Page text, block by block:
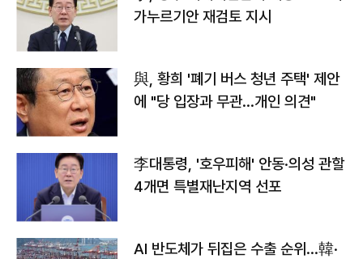
가누르기안 재검토 지시
與, 황희 '폐기 버스 청년 주택' 제안
에 "당 입장과 무관…개인 의견"
李대통령, '호우피해' 안동·의성 관할
4개면 특별재난지역 선포
AI 반도체가 뒤집은 수출 순위…韓·